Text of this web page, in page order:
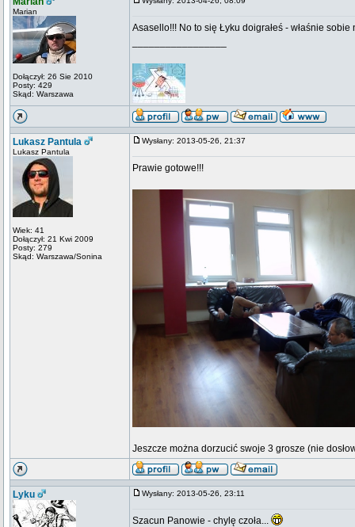
Marian
Dołączył: 26 Sie 2010
Posty: 429
Skąd: Warszawa
Asasello!!! No to się Łyku doigrałeś - właśnie
Lukasz Pantula
Lukasz Pantula
Wiek: 41
Dołączył: 21 Kwi 2009
Posty: 279
Skąd: Warszawa/Sonina
Wysłany: 2013-05-26, 21:37
Prawie gotowe!!!
Jeszcze można dorzucić swoje 3 grosze (nie
Lyku Wysłany: 2013-05-26, 23:11
Szacun Panowie - chylę czoła...